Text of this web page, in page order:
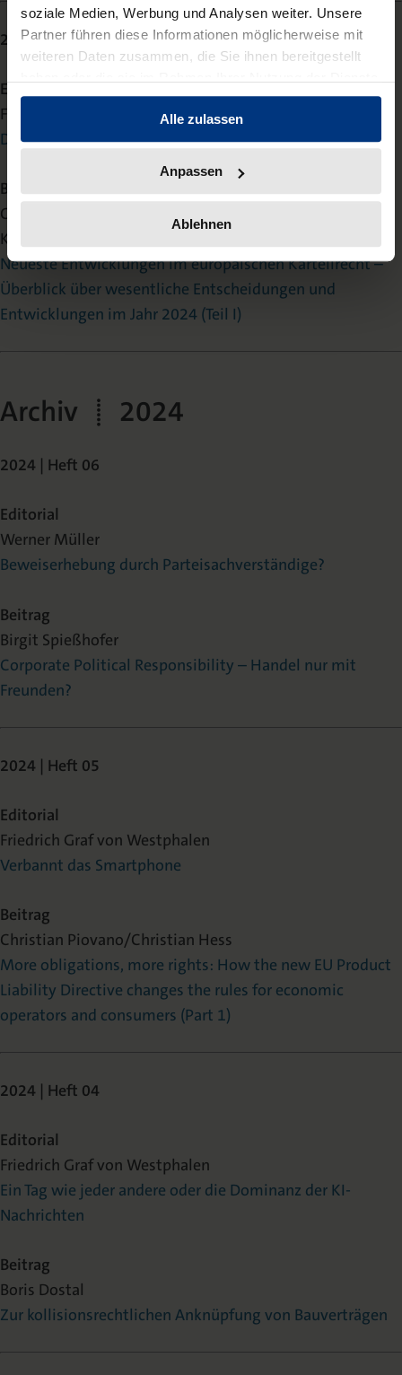
soziale Medien, Werbung und Analysen weiter. Unsere
Partner führen diese Informationen möglicherweise mit
weiteren Daten zusammen, die Sie ihnen bereitgestellt
gesammelt haben.
Alle zulassen
Anpassen
Ablehnen
2025 | Heft 01
Editorial
Friedrich Graf von Westphalen
Die nicht eingehegte politische Macht des Elon Musk
Beitrag
Christian Horstkotte/Eugen Wingerter/Teresa Gerhold-
Kempf
Neueste Entwicklungen im europäischen Kartellrecht –
Überblick über wesentliche Entscheidungen und
Entwicklungen im Jahr 2024 (Teil I)
Archiv | 2024
2024 | Heft 06
Editorial
Werner Müller
Beweiserhebung durch Parteisachverständige?
Beitrag
Birgit Spießhofer
Corporate Political Responsibility – Handel nur mit
Freunden?
2024 | Heft 05
Editorial
Friedrich Graf von Westphalen
Verbannt das Smartphone
Beitrag
Christian Piovano/Christian Hess
More obligations, more rights: How the new EU Product
Liability Directive changes the rules for economic
operators and consumers (Part 1)
2024 | Heft 04
Editorial
Friedrich Graf von Westphalen
Ein Tag wie jeder andere oder die Dominanz der KI-
Nachrichten
Beitrag
Boris Dostal
Zur kollisionsrechtlichen Anknüpfung von Bauverträgen